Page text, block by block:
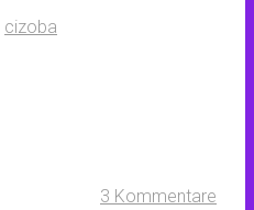
cizoba
3 Kommentare